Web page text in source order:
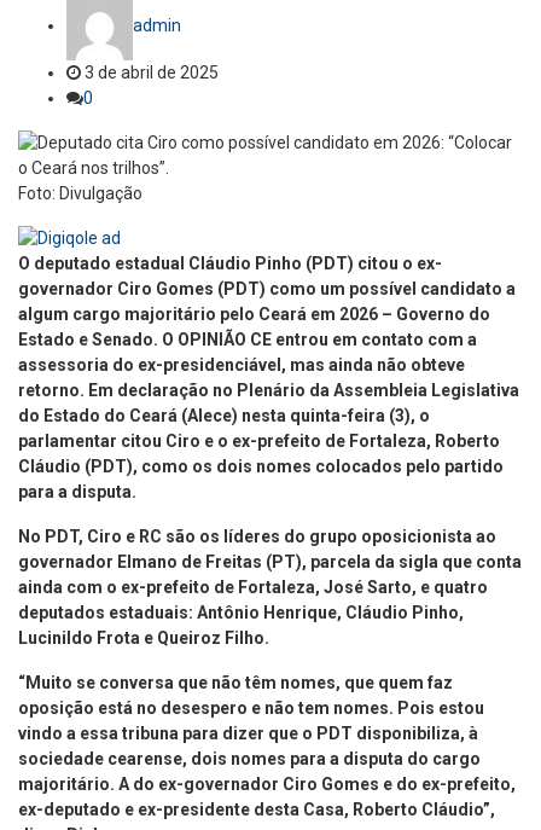
admin
3 de abril de 2025
0
Foto: Divulgação
O deputado estadual Cláudio Pinho (PDT) citou o ex-
governador Ciro Gomes (PDT) como um possível candidato a
algum cargo majoritário pelo Ceará em 2026 – Governo do
Estado e Senado. O OPINIÃO CE entrou em contato com a
assessoria do ex-presidenciável, mas ainda não obteve
retorno. Em declaração no Plenário da Assembleia Legislativa
do Estado do Ceará (Alece) nesta quinta-feira (3), o
parlamentar citou Ciro e o ex-prefeito de Fortaleza, Roberto
Cláudio (PDT), como os dois nomes colocados pelo partido
para a disputa.
No PDT, Ciro e RC são os líderes do grupo oposicionista ao
governador Elmano de Freitas (PT), parcela da sigla que conta
ainda com o ex-prefeito de Fortaleza, José Sarto, e quatro
deputados estaduais: Antônio Henrique, Cláudio Pinho,
Lucinildo Frota e Queiroz Filho.
“Muito se conversa que não têm nomes, que quem faz
oposição está no desespero e não tem nomes. Pois estou
vindo a essa tribuna para dizer que o PDT disponibiliza, à
sociedade cearense, dois nomes para a disputa do cargo
majoritário. A do ex-governador Ciro Gomes e do ex-prefeito,
ex-deputado e ex-presidente desta Casa, Roberto Cláudio”,